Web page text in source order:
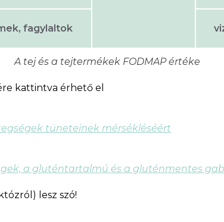
fagylaltok
A tej és a tejtermékek FODMAP értéke
kattintva érhető el
tüneteinek mérsékléséért
a gluténtartalmú és a gluténmentes
lesz szó!